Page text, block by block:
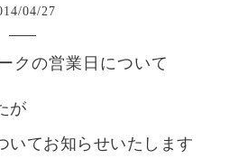
/04/27
クの営業日について
が
いてお知らせいたします